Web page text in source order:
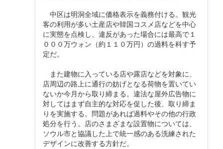
中区は明洞全域に価格表示を義務付ける。観光
客の利用が多い土産店や韓国コスメ店などを中心
に実態を点検し、違反があった場合には最高で１
０００万ウォン（約１１０万円）の過料を科す予
定だ。
また建物に入っている店や露店などを対象に、
店周辺の路上に通行の妨げとなる荷物を置いてい
ないか今月から取り締まる。違法な屋外広告物に
対してはまず自主的な対応を促した後、取り締ま
りを実施する。問題があれば過料やその他の行政
処分を行う。店のさまざまな設置物については、
ソウル市と協議した上で統一感のある洗練された
デザインに改善する方針だ。